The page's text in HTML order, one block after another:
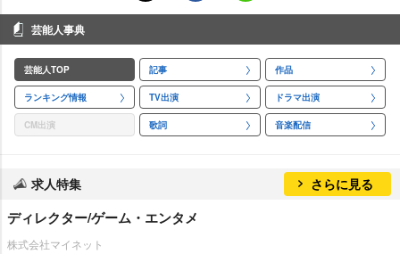
芸能人事典
芸能人TOP 記事 作品
ランキング情報 TV出演 ドラマ出演
CM出演 歌詞 音楽配信
求人特集 さらに見る
ディレクター/ゲーム・エンタメ
株式会社マイネット